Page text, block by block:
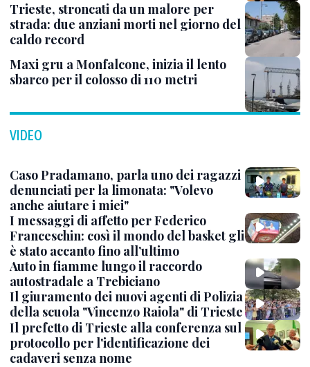
Trieste, stroncati da un malore per
strada: due anziani morti nel giorno del
caldo record
Maxi gru a Monfalcone, inizia il lento
sbarco per il colosso di 110 metri
VIDEO
Caso Pradamano, parla uno dei ragazzi
denunciati per la limonata: "Volevo
anche aiutare i miei"
I messaggi di affetto per Federico
Franceschin: così il mondo del basket gli
è stato accanto fino all’ultimo
Auto in fiamme lungo il raccordo
autostradale a Trebiciano
Il giuramento dei nuovi agenti di Polizia
della scuola "Vincenzo Raiola" di Trieste
Il prefetto di Trieste alla conferenza sul
protocollo per l'identificazione dei
cadaveri senza nome